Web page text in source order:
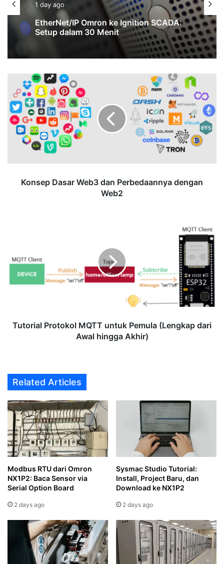
1 day ago
EtherNet/IP Omron ke Ignition SCADA:
Setup dalam 30 Menit
Dasar
Web3
dan
Perbedaannya
dengan
Web2
Konsep Dasar Web3 dan Perbedaannya dengan
Web2
Pemula
(Lengkap
dari
Tutorial Protokol MQTT untuk Pemula (Lengkap dari
Awal hingga Akhir)
Related Articles
Modbus RTU dari Omron
NX1P2: Baca Sensor via
Serial Option Board
2 days ago
Sysmac Studio Tutorial:
Install, Project Baru, dan
Download ke NX1P2
2 days ago